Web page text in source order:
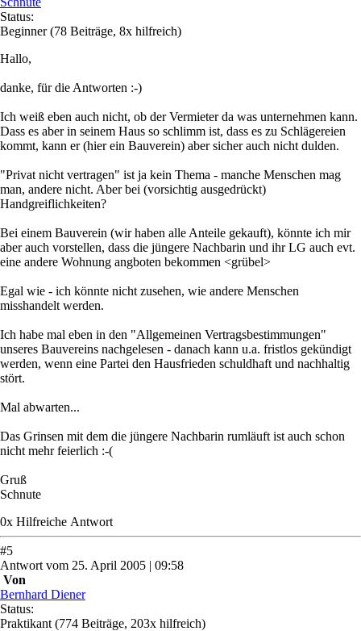
Status:
Beginner (78 Beiträge, 8x hilfreich)
Hallo,
danke, für die Antworten :-)
Ich weiß eben auch nicht, ob der Vermieter da was unternehmen kann.
Dass es aber in seinem Haus so schlimm ist, dass es zu Schlägereien
kommt, kann er (hier ein Bauverein) aber sicher auch nicht dulden.
"Privat nicht vertragen" ist ja kein Thema - manche Menschen mag
man, andere nicht. Aber bei (vorsichtig ausgedrückt)
Handgreiflichkeiten?
Bei einem Bauverein (wir haben alle Anteile gekauft), könnte ich mir
aber auch vorstellen, dass die jüngere Nachbarin und ihr LG auch evt.
eine andere Wohnung angboten bekommen <grübel>
Egal wie - ich könnte nicht zusehen, wie andere Menschen
misshandelt werden.
Ich habe mal eben in den "Allgemeinen Vertragsbestimmungen"
unseres Bauvereins nachgelesen - danach kann u.a. fristlos gekündigt
werden, wenn eine Partei den Hausfrieden schuldhaft und nachhaltig
stört.
Mal abwarten...
Das Grinsen mit dem die jüngere Nachbarin rumläuft ist auch schon
nicht mehr feierlich :-(
Gruß
Schnute
0x Hilfreiche Antwort
#5
Antwort vom 25. April 2005 | 09:58
Von
Bernhard Diener
Status:
Praktikant (774 Beiträge, 203x hilfreich)